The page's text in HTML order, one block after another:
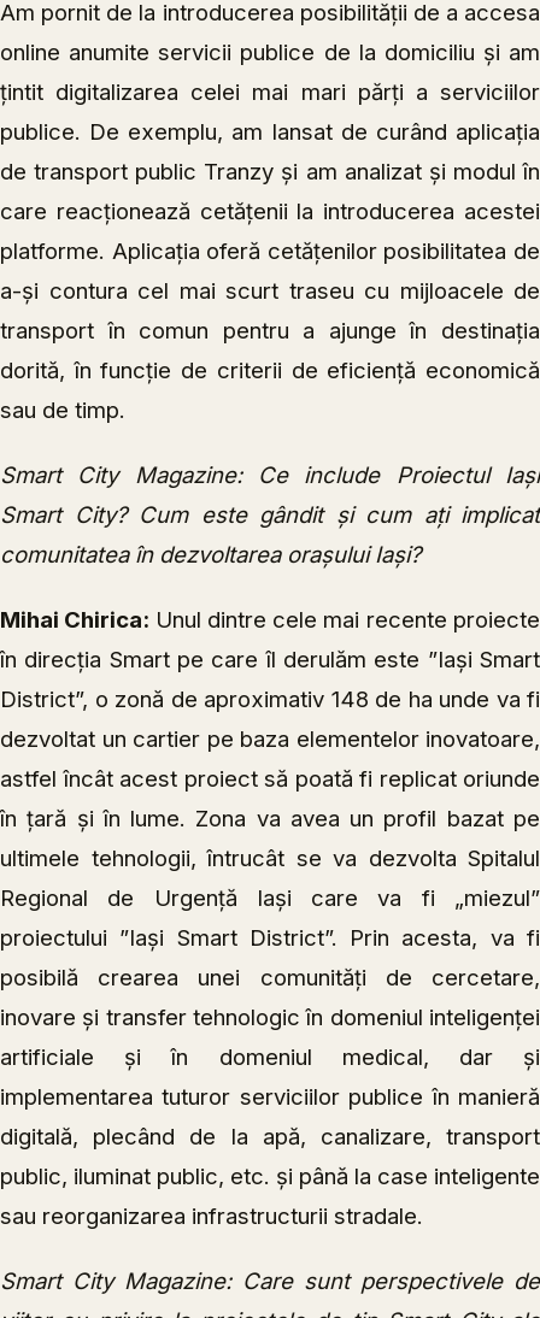
Am pornit de la introducerea posibilității de a accesa
online anumite servicii publice de la domiciliu și am
țintit digitalizarea celei mai mari părți a serviciilor
publice. De exemplu, am lansat de curând aplicația
de transport public Tranzy și am analizat și modul în
care reacționează cetățenii la introducerea acestei
platforme. Aplicația oferă cetățenilor posibilitatea de
a-și contura cel mai scurt traseu cu mijloacele de
transport în comun pentru a ajunge în destinația
dorită, în funcție de criterii de eficiență economică
sau de timp.
Smart City Magazine: Ce include Proiectul Iași
Smart City? Cum este gândit și cum ați implicat
comunitatea în dezvoltarea orașului Iași?
Mihai Chirica: Unul dintre cele mai recente proiecte
în direcția Smart pe care îl derulăm este ”Iași Smart
District”, o zonă de aproximativ 148 de ha unde va fi
dezvoltat un cartier pe baza elementelor inovatoare,
astfel încât acest proiect să poată fi replicat oriunde
în țară și în lume. Zona va avea un profil bazat pe
ultimele tehnologii, întrucât se va dezvolta Spitalul
Regional de Urgență Iași care va fi „miezul”
proiectului ”Iași Smart District”. Prin acesta, va fi
posibilă crearea unei comunități de cercetare,
inovare și transfer tehnologic în domeniul inteligenței
artificiale și în domeniul medical, dar și
implementarea tuturor serviciilor publice în manieră
digitală, plecând de la apă, canalizare, transport
public, iluminat public, etc. și până la case inteligente
sau reorganizarea infrastructurii stradale.
Smart City Magazine: Care sunt perspectivele de